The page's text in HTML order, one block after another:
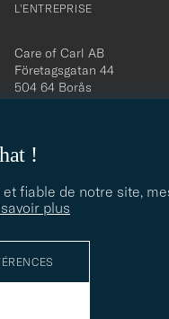
!
fiable de notre site,
plus
L'ENTREPRISE
Care of Carl AB
Företagsgatan 44
504 64 Borås
Org. nr: 556800-5739
contact@careofcarl.com
5PM CET/CEST